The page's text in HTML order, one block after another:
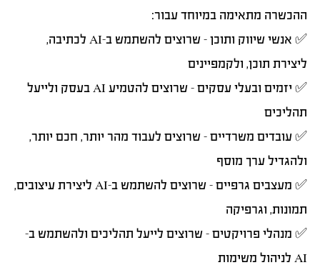
ההכשרה מתאימה במיוחד עבור:
✅ אנשי שיווק ותוכן
– שרוצים להשתמש ב-AI לכתיבה,
ליצירת תוכן, ולקמפיינים
✅ יזמים ובעלי עסקים
– שרוצים להטמיע AI בעסק ולייעל
תהליכים
✅עובדים משרדיים– שרוצים לעבוד מהר יותר, חכם יותר,
ולהגדיל ערך מוסף
✅ מעצבים גרפיים
– שרוצים להשתמש ב-AI ליצירת עיצובים,
תמונות, וגרפיקה
✅ מנהלי פרויקטים– שרוצים לייעל תהליכים ולהשתמש ב-
AI לניהול משימות